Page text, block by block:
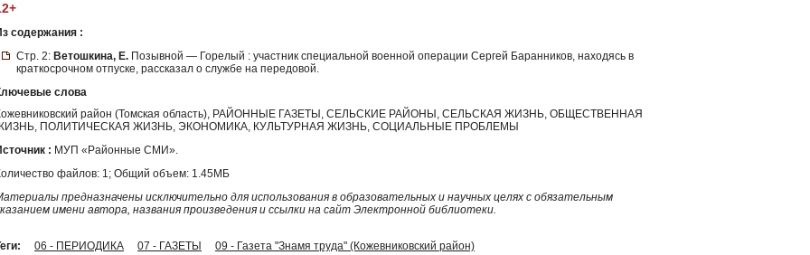
содержания :
Стр. 2: Ветошкина, Е. Позывной — Горелый : участник специальной военной операции Сергей Баранников, находясь в
краткосрочном отпуске, рассказал о службе на передовой.
слова
район (Томская область), РАЙОННЫЕ ГАЗЕТЫ, СЕЛЬСКИЕ РАЙОНЫ, СЕЛЬСКАЯ ЖИЗНЬ, ОБЩЕСТВЕННАЯ
ПОЛИТИЧЕСКАЯ ЖИЗНЬ, ЭКОНОМИКА, КУЛЬТУРНАЯ ЖИЗНЬ, СОЦИАЛЬНЫЕ ПРОБЛЕМЫ
: МУП «Районные СМИ».
файлов: 1; Общий объем: 1.45МБ
предназначены исключительно для использования в образовательных и научных целях с обязательным
имени автора, названия произведения и ссылки на сайт Электронной библиотеки.
06 - ПЕРИОДИКА 07 - ГАЗЕТЫ
09 - Газета "Знамя труда" (Кожевниковский район)